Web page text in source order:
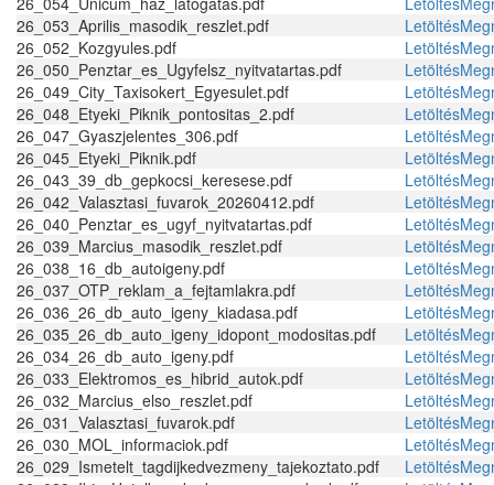
26_053_Aprilis_masodik_reszlet.pdf
Letöltés
26_052_Kozgyules.pdf
Letöltés
26_050_Penztar_es_Ugyfelsz_nyitvatartas.pdf
Letöltés
26_049_City_Taxisokert_Egyesulet.pdf
Letöltés
26_048_Etyeki_Piknik_pontositas_2.pdf
Letöltés
26_047_Gyaszjelentes_306.pdf
Letöltés
26_045_Etyeki_Piknik.pdf
Letöltés
26_043_39_db_gepkocsi_keresese.pdf
Letöltés
26_042_Valasztasi_fuvarok_20260412.pdf
Letöltés
26_040_Penztar_es_ugyf_nyitvatartas.pdf
Letöltés
26_039_Marcius_masodik_reszlet.pdf
Letöltés
26_038_16_db_autoigeny.pdf
Letöltés
26_037_OTP_reklam_a_fejtamlakra.pdf
Letöltés
26_036_26_db_auto_igeny_kiadasa.pdf
Letöltés
26_035_26_db_auto_igeny_idopont_modositas.pdf
Letöltés
26_034_26_db_auto_igeny.pdf
Letöltés
26_033_Elektromos_es_hibrid_autok.pdf
Letöltés
26_032_Marcius_elso_reszlet.pdf
Letöltés
26_031_Valasztasi_fuvarok.pdf
Letöltés
26_030_MOL_informaciok.pdf
Letöltés
26_029_Ismetelt_tagdijkedvezmeny_tajekoztato.pdf
Letöltés